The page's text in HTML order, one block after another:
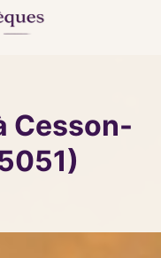
Cesson-